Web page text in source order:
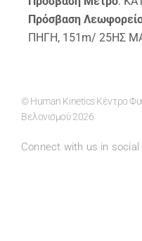
Πρόσβαση
ΠΗΓΗ, 151m/ 25ΗΣ
© Human Kinetics Κέντρο
Βελονισμού 2026
Connect with us in social